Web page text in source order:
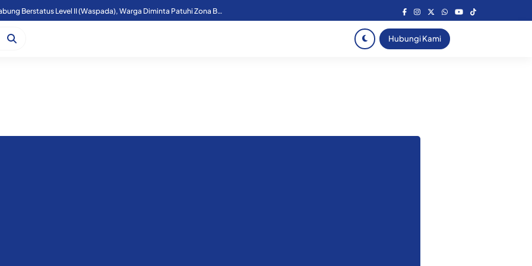
Aktivitas Gunung Sinabung Berstatus Level II (Waspada), Warga Diminta Patuhi Zona Bahaya
Hubungi Kami